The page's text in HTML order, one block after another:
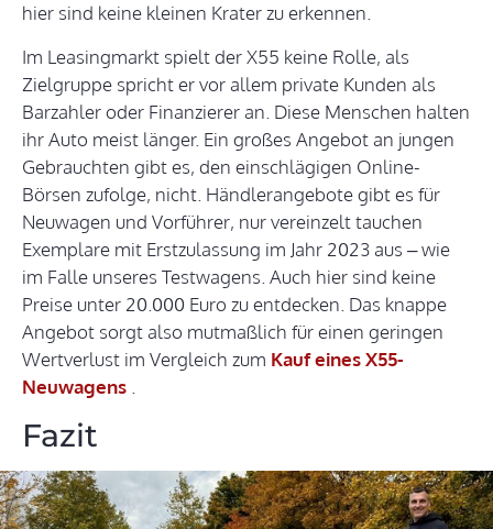
hier sind keine kleinen Krater zu erkennen.
Im Leasingmarkt spielt der X55 keine Rolle, als
Zielgruppe spricht er vor allem private Kunden als
Barzahler oder Finanzierer an. Diese Menschen halten
ihr Auto meist länger. Ein großes Angebot an jungen
Gebrauchten gibt es, den einschlägigen Online-
Börsen zufolge, nicht. Händlerangebote gibt es für
Neuwagen und Vorführer, nur vereinzelt tauchen
Exemplare mit Erstzulassung im Jahr 2023 aus – wie
im Falle unseres Testwagens. Auch hier sind keine
Preise unter 20.000 Euro zu entdecken. Das knappe
Angebot sorgt also mutmaßlich für einen geringen
Wertverlust im Vergleich zum Kauf eines X55-
Neuwagens .
Fazit